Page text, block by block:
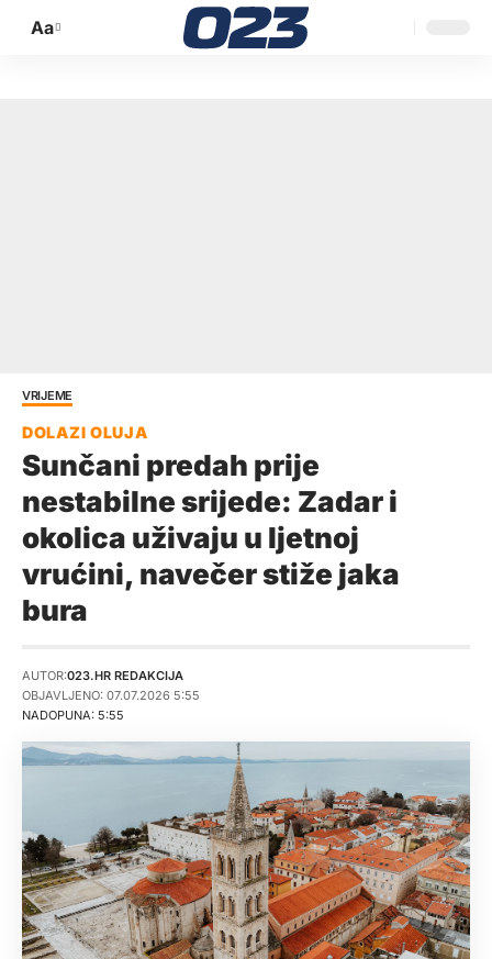
Promijeni
Aa
VRIJEME
Sunčani predah prije
nestabilne srijede: Zadar i
okolica uživaju u ljetnoj
vrućini, navečer stiže jaka
bura
NADOPUNA: 5:55
AUTOR:023.HR REDAKCIJA
OBJAVLJENO: 07.07.2026 5:55